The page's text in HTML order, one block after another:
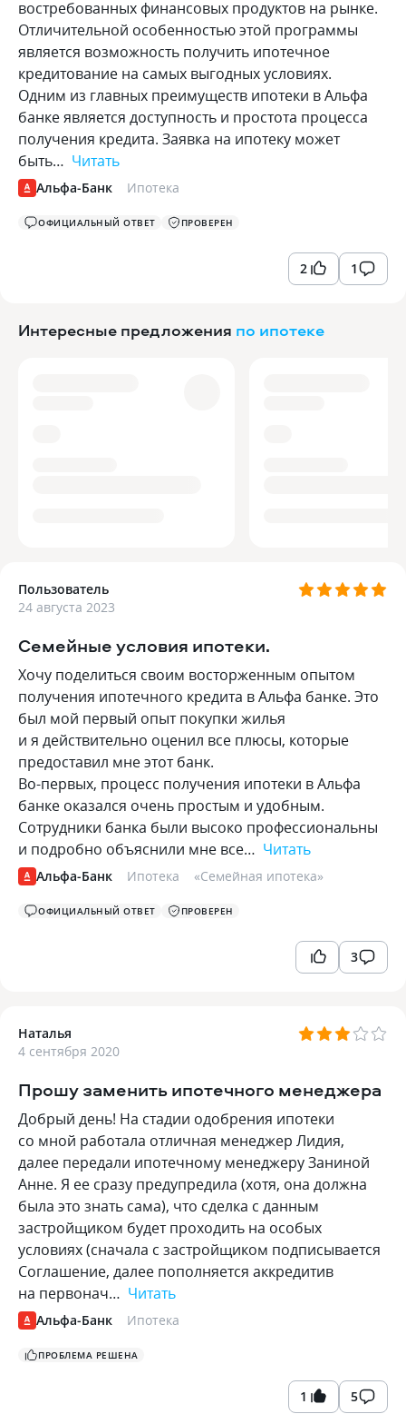
востребованных финансовых продуктов на рынке.
Отличительной особенностью этой программы
является возможность получить ипотечное
кредитование на самых выгодных условиях.
Одним из главных преимуществ ипотеки в Альфа
банке является доступность и простота процесса
получения кредита. Заявка на ипотеку может
быть… Читать
Альфа-Банк Ипотека
ОФИЦИАЛЬНЫЙ ОТВЕТ ПРОВЕРЕН
2 1
Интересные предложения по ипотеке
Пользователь
24 августа 2023
Семейные условия ипотеки.
Хочу поделиться своим восторженным опытом
получения ипотечного кредита в Альфа банке. Это
был мой первый опыт покупки жилья
и я действительно оценил все плюсы, которые
предоставил мне этот банк.
Во-первых, процесс получения ипотеки в Альфа
банке оказался очень простым и удобным.
Сотрудники банка были высоко профессиональны
и подробно объяснили мне все… Читать
Альфа-Банк Ипотека «Семейная ипотека»
ОФИЦИАЛЬНЫЙ ОТВЕТ ПРОВЕРЕН
3
Наталья
4 сентября 2020
Прошу заменить ипотечного менеджера
Добрый день! На стадии одобрения ипотеки
со мной работала отличная менеджер Лидия,
далее передали ипотечному менеджеру Заниной
Анне. Я ее сразу предупредила (хотя, она должна
была это знать сама), что сделка с данным
застройщиком будет проходить на особых
условиях (сначала с застройщиком подписывается
Соглашение, далее пополняется аккредитив
на первонач… Читать
Альфа-Банк Ипотека
ПРОБЛЕМА РЕШЕНА
1 5